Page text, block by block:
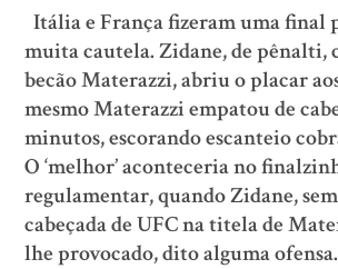
Itália e França fizeram uma final
muita cautela. Zidane, de pênalti,
becão Materazzi, abriu o placar
mesmo Materazzi empatou de
minutos, escorando escanteio
O ‘melhor’ aconteceria no
regulamentar, quando Zidane,
cabeçada de UFC na titela de
lhe provocado, dito alguma ofensa.